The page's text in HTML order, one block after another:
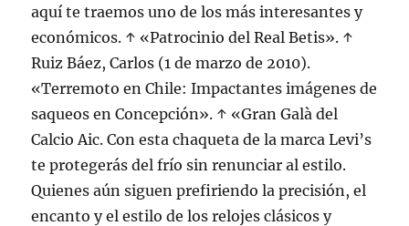
aquí te traemos uno de los más interesantes y
económicos. ↑ «Patrocinio del Real Betis». ↑
Ruiz Báez, Carlos (1 de marzo de 2010).
«Terremoto en Chile: Impactantes imágenes de
saqueos en Concepción». ↑ «Gran Galà del
Calcio Aic. Con esta chaqueta de la marca Levi’s
te protegerás del frío sin renunciar al estilo.
Quienes aún siguen prefiriendo la precisión, el
encanto y el estilo de los relojes clásicos y